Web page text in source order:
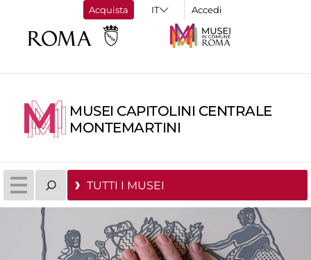
Acquista Accedi
MUSEI CAPITOLINI CENTRALE
MONTEMARTINI
TUTTI I MUSEI